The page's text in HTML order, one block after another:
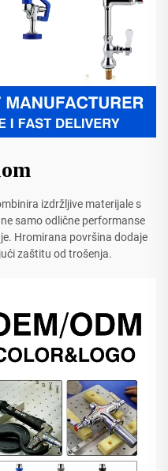
izdržljive materijale s
samo odlične performanse
Hromirana površina dodaje
zaštitu od trošenja.